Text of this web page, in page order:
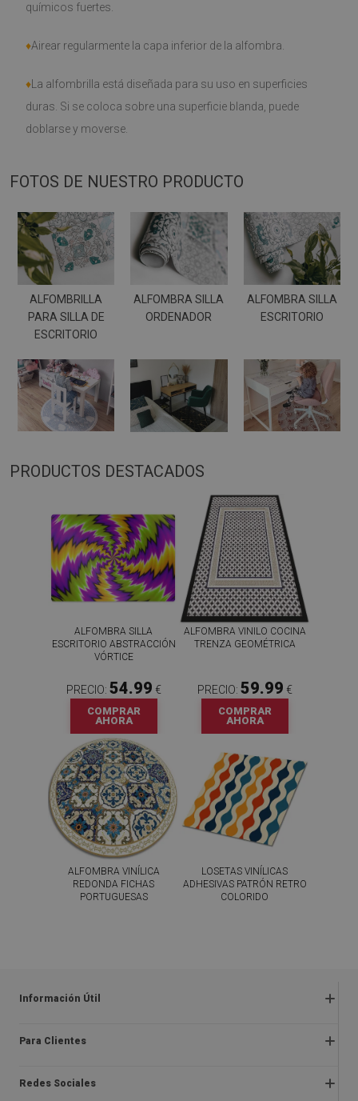
químicos fuertes.
♦Airear regularmente la capa inferior de la alfombra.
♦ La alfombrilla está diseñada para su uso en superficies
duras. Si se coloca sobre una superficie blanda, puede
doblarse y moverse.
FOTOS DE NUESTRO PRODUCTO
ALFOMBRILLA
PARA SILLA DE
ESCRITORIO
ALFOMBRA SILLA
ORDENADOR
ALFOMBRA SILLA
ESCRITORIO
PRODUCTOS DESTACADOS
ALFOMBRA SILLA
ESCRITORIO ABSTRACCIÓN
VÓRTICE
PRECIO: 54.99 €
COMPRAR
AHORA
ALFOMBRA VINILO COCINA
TRENZA GEOMÉTRICA
PRECIO: 59.99 €
COMPRAR
AHORA
ALFOMBRA VINÍLICA
REDONDA FICHAS
PORTUGUESAS
LOSETAS VINÍLICAS
ADHESIVAS PATRÓN RETRO
COLORIDO
Información Útil
Preguntas frecuentes
Reglamentos de las ofertas
Para Clientes
Sobre nosotros
Redes Sociales